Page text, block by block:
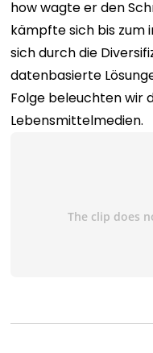
how wagte er den
kämpfte sich bis zum
sich durch die
datenbasierte
Folge beleuchten wir
Lebensmittelmedien.